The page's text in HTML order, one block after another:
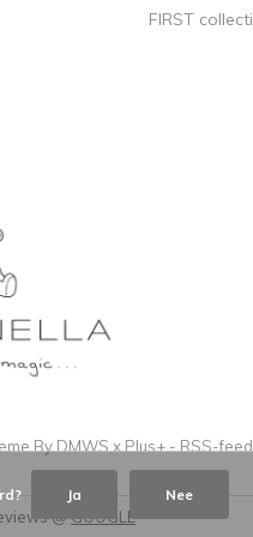
FIRST
By DMWS x Plus+ - RSS-feed
@GOOGLE
Ja Nee